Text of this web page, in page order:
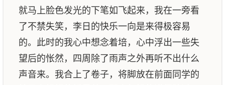
就马上脸色发光的下笔如飞起来，我在一旁看
了不禁失笑，李日的快乐一向是来得极容易
的。此时的我心中想念着培，心中浮出一些失
望后的怅然，四周除了雨声之外再听不出什么
声音来。我合上了卷子，将脚放在前面同学的